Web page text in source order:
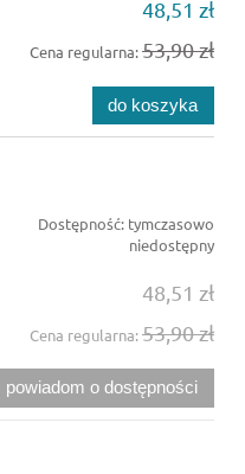
48,51 zł
Cena regularna:53,90 zł
do koszyka
Dostępność: tymczasowo
niedostępny
48,51 zł
Cena regularna:53,90 zł
powiadom o dostępności